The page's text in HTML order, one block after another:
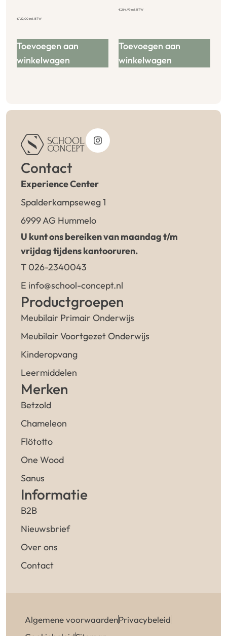
€122,00incl. BTW
Toevoegen aan
winkelwagen
€264,99incl. BTW
Toevoegen aan
winkelwagen
Contact
Experience Center
Spalderkampseweg 1
6999 AG Hummelo
U kunt ons bereiken van maandag t/m
vrijdag tijdens kantooruren.
T 026-2340043
E info@school-concept.nl
Productgroepen
Meubilair Primair Onderwijs
Meubilair Voortgezet Onderwijs
Kinderopvang
Leermiddelen
Merken
Betzold
Chameleon
Flötotto
One Wood
Sanus
Informatie
B2B
Nieuwsbrief
Over ons
Contact
Algemene voorwaardenPrivacybeleid